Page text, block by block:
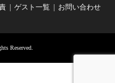
ゲスト一覧 お問い合わせ
Reserved.